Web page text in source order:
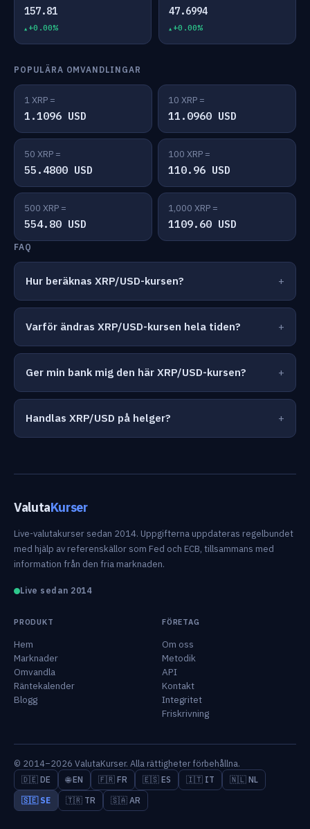
157.81
+0.00%
47.6994
+0.00%
POPULÄRA OMVANDLINGAR
1 XRP =
1.1096 USD
10 XRP =
11.0960 USD
50 XRP =
55.4800 USD
100 XRP =
110.96 USD
500 XRP =
554.80 USD
1,000 XRP =
1109.60 USD
FAQ
Hur beräknas XRP/USD-kursen?
Varför ändras XRP/USD-kursen hela tiden?
Ger min bank mig den här XRP/USD-kursen?
Handlas XRP/USD på helger?
ValutaKurser
Live-valutakurser sedan 2014. Uppgifterna uppdateras regelbundet
med hjälp av referenskällor som Fed och ECB, tillsammans med
information från den fria marknaden.
Live sedan 2014
PRODUKT
Hem
Marknader
Omvandla
Räntekalender
Blogg
FÖRETAG
Om oss
Metodik
API
Kontakt
Integritet
Friskrivning
© 2014–2026 ValutaKurser. Alla rättigheter förbehållna.
🇩🇪 DE 🌐 EN 🇫🇷 FR 🇪🇸 ES 🇮🇹 IT
🇳🇱 NL
🇸🇪 SE
🇹🇷 TR 🇸🇦 AR